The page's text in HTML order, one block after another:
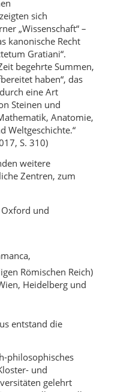
sich
„Wissenschaft“ –
kanonische Recht
Gratiani“.
begehrte Summen,
haben“, das
eine Art
Steinen und
Anatomie,
Weltgeschichte.“
S. 310)
weitere
Zentren, zum
und
Römischen Reich)
Heidelberg und
entstand die
philosophisches
und
gelehrt